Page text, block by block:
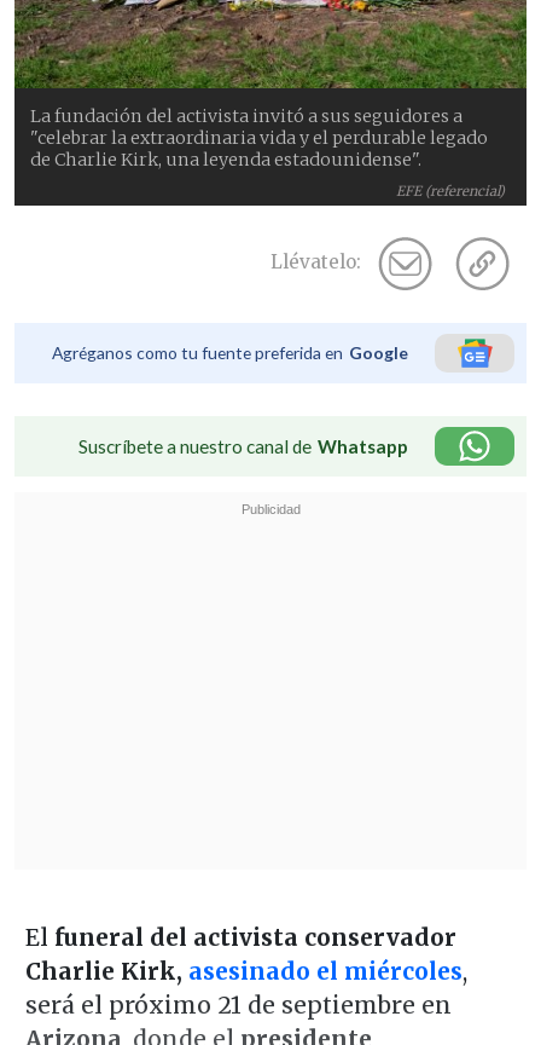
EFE (referencial)
La fundación del activista invitó a sus seguidores a
"celebrar la extraordinaria vida y el perdurable legado
de Charlie Kirk, una leyenda estadounidense".
Llévatelo:
Agréganos como tu fuente preferida en Google
Suscríbete a nuestro canal de Whatsapp
El funeral del activista conservador
Charlie Kirk, asesinado el miércoles,
será el próximo 21 de septiembre en
Arizona , donde el presidente